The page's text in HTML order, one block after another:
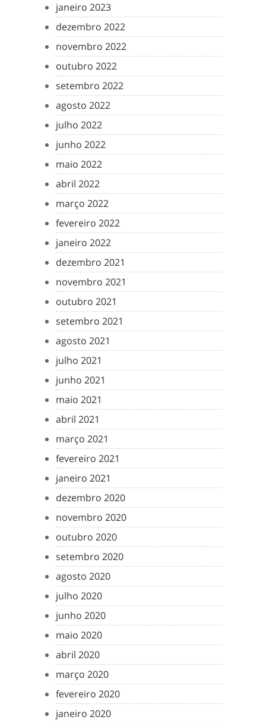
janeiro 2023
dezembro 2022
novembro 2022
outubro 2022
setembro 2022
agosto 2022
julho 2022
junho 2022
maio 2022
abril 2022
março 2022
fevereiro 2022
janeiro 2022
dezembro 2021
novembro 2021
outubro 2021
setembro 2021
agosto 2021
julho 2021
junho 2021
maio 2021
abril 2021
março 2021
fevereiro 2021
janeiro 2021
dezembro 2020
novembro 2020
outubro 2020
setembro 2020
agosto 2020
julho 2020
junho 2020
maio 2020
abril 2020
março 2020
fevereiro 2020
janeiro 2020